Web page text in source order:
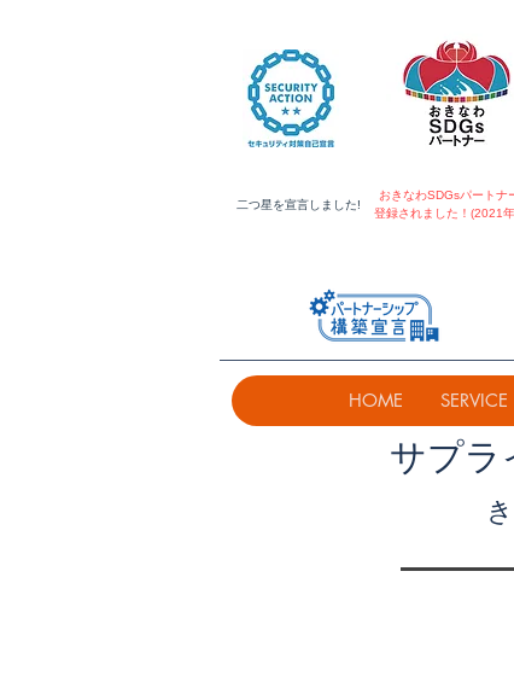
​二つ星を宣言しました!
おきなわSDGsパートナ
登録されました！(2021
HOME SERVICE
サプラ